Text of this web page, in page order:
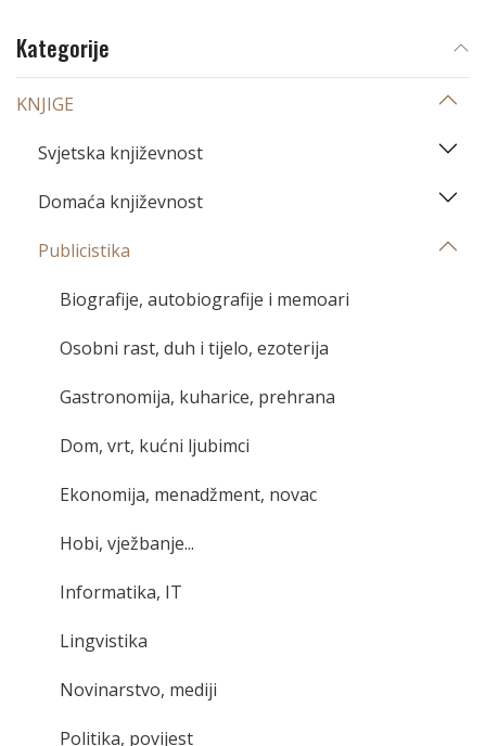
Kategorije
KNJIGE
Svjetska književnost
Domaća književnost
Publicistika
Biografije, autobiografije i memoari
Osobni rast, duh i tijelo, ezoterija
Gastronomija, kuharice, prehrana
Dom, vrt, kućni ljubimci
Ekonomija, menadžment, novac
Hobi, vježbanje...
Informatika, IT
Lingvistika
Novinarstvo, mediji
Politika, povijest